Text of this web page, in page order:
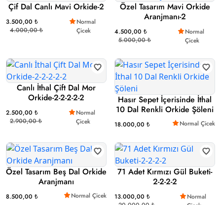
Çif Dal Canlı Mavi Orkide-2
3.500,00 ₺
4.000,00 ₺
Normal
Çicek
Özel Tasarım Mavi Orkide
Aranjmanı-2
4.500,00 ₺
5.000,00 ₺
Normal
Çicek
Canlı İthal Çift Dal Mor
Orkide-2-2-2-2-2
2.500,00 ₺
2.900,00 ₺
Normal
Çicek
Hasır Sepet İçerisinde İthal
10 Dal Renkli Orkide Şöleni
18.000,00 ₺ Normal Çicek
Özel Tasarım Beş Dal Orkide
Aranjmanı
8.500,00 ₺ Normal Çicek
71 Adet Kırmızı Gül Buketi-
2-2-2-2
13.000,00 ₺
Normal